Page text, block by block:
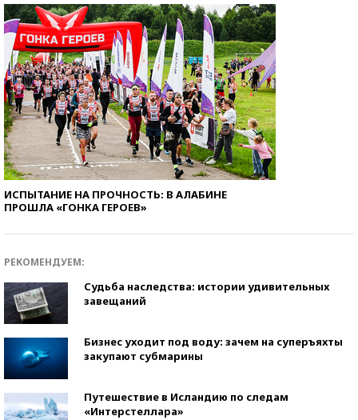
ИСПЫТАНИЕ НА ПРОЧНОСТЬ: В АЛАБИНЕ
ПРОШЛА «ГОНКА ГЕРОЕВ»
РЕКОМЕНДУЕМ:
Судьба наследства: истории удивительных
завещаний
Бизнес уходит под воду: зачем на суперъяхты
закупают субмарины
Путешествие в Исландию по следам
«Интерстеллара»